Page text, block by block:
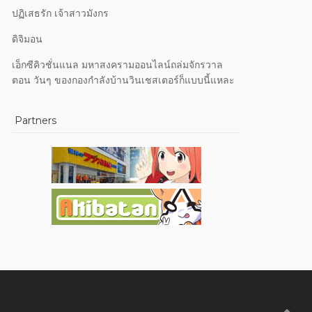
ปฏิเสธรัก เจ้าสาวมังกร
ดิจิมอน
เอ็กซีคิวชั่นแนล มหาสงครามออนไลน์ถล่มจักรวาล
ตอน วันๆ ของกองกำลังบ้านวินเชสเตอร์ก็แบบนี้แหละ
Partners